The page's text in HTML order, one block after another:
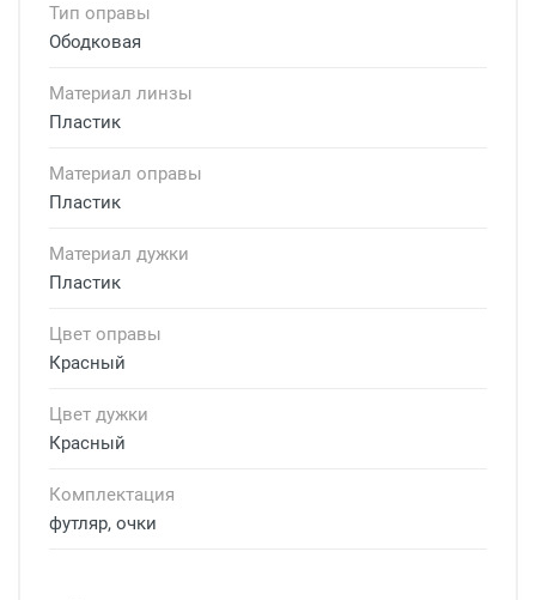
Тип оправы
Ободковая
Материал линзы
Пластик
Материал оправы
Пластик
Материал дужки
Пластик
Цвет оправы
Красный
Цвет дужки
Красный
Комплектация
футляр, очки